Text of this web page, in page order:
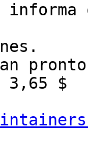
informa
3,65 $